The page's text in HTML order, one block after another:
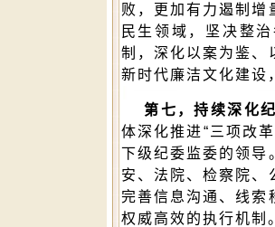
败，更加有力遏制
民生领域，坚决整
制，深化以案为鉴、
新时代廉洁文化建设
第七，持续深化纪
体深化推进“三项改
下级纪委监委的领导
安、法院、检察院
完善信息沟通、线索
权威高效的执行机制